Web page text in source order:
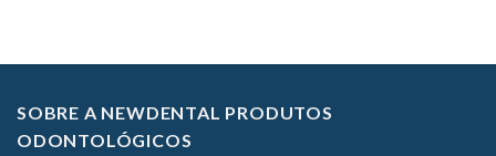
SOBRE A NEWDENTAL PRODUTOS
ODONTOLÓGICOS